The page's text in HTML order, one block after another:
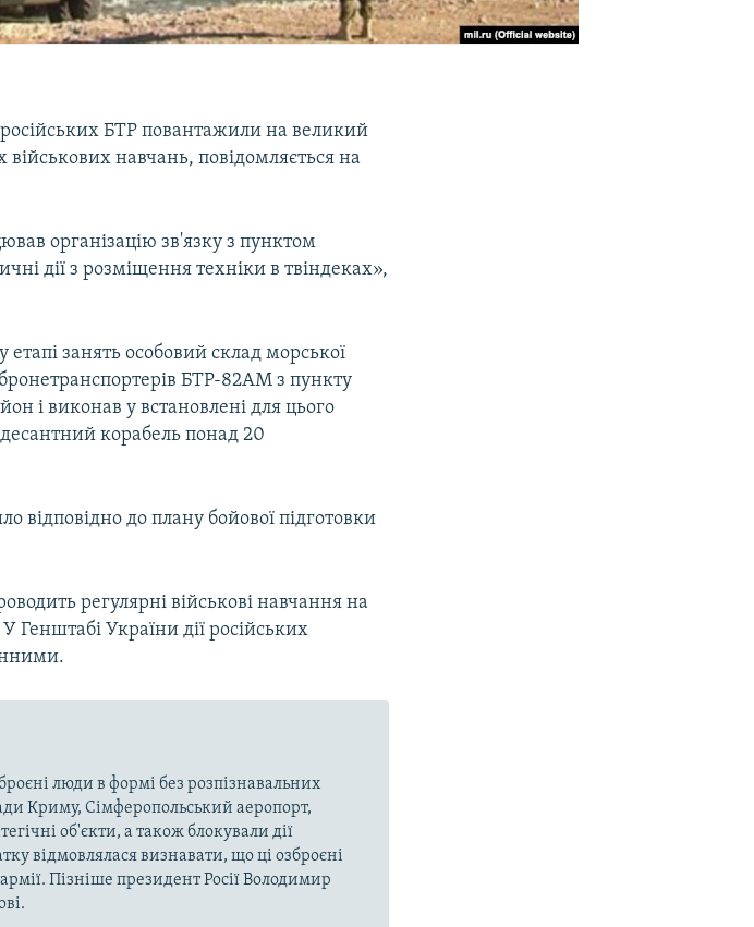
російських БТР повантажили на великий
навчань, повідомляється на
організацію зв'язку з пунктом
дії з розміщення техніки в твіндеках»,
занять особовий склад морської
БТР-82АМ з пункту
і виконав у встановлені для цього
корабель понад 20
відповідно до плану бойової підготовки
регулярні військові навчання на
Генштабі України дії російських
люди в формі без розпізнавальних
Криму, Сімферопольський аеропорт,
об'єкти, а також блокували дії
відмовлялася визнавати, що ці озброєні
Пізніше президент Росії Володимир